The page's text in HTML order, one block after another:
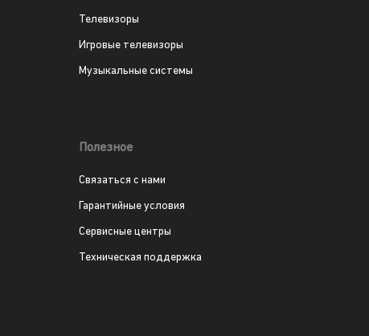
Телевизоры
Игровые телевизоры
Музыкальные системы
Полезное
Связаться с нами
Гарантийные условия
Сервисные центры
Техническая поддержка